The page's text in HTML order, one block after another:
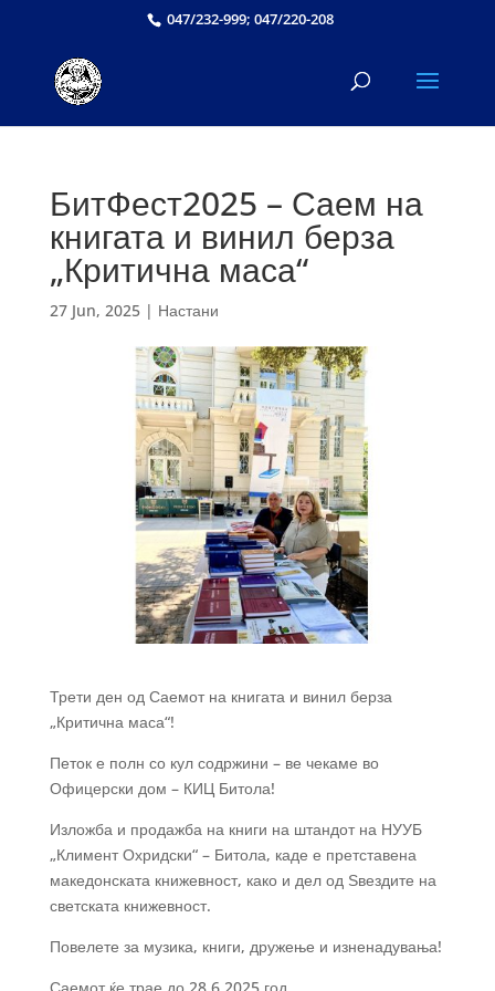
047/232-999; 047/220-208
БитФест2025 – Саем на
книгата и винил берза
„Критична маса“
27 Jun, 2025| Настани
Трети ден од Саемот на книгата и винил берза
„Критична маса“!
Петок е полн со кул содржини – ве чекаме во
Офицерски дом – КИЦ Битола!
Изложба и продажба на книги на штандот на НУУБ
„Климент Охридски“ – Битола, каде е претставена
македонската книжевност, како и дел од Ѕвездите на
светската книжевност.
Повелете за музика, книги, дружење и изненадувања!